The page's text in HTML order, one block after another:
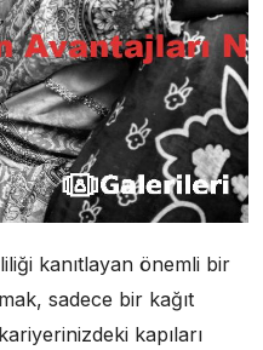
kanıtlayan önemli bir
sadece bir kağıt
kapıları